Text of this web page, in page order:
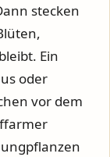
stecken
Ein
oder
vor dem